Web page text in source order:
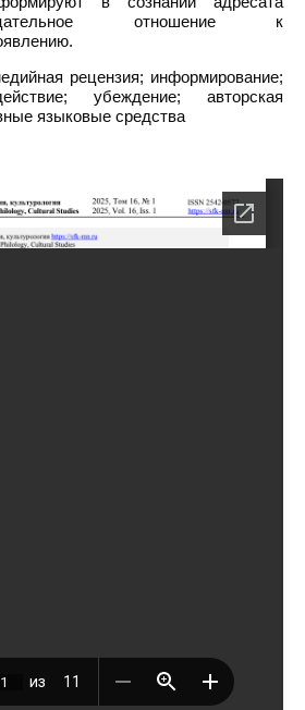
отношение к
рецензия; информирование;
убеждение; авторская
языковые средства